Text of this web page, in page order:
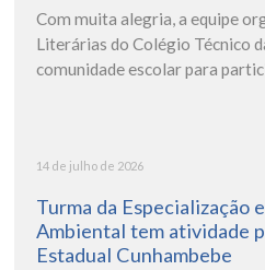
Com muita alegria, a equipe
Literárias do Colégio Técnico
comunidade escolar para
14 de julho de 2026
Turma da Especialização
Ambiental tem atividade
Estadual Cunhambebe